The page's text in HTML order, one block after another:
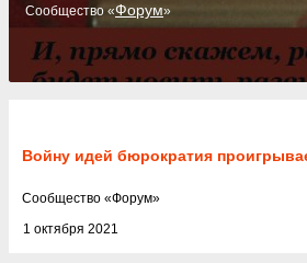
Cообщество «Форум»
Войну идей бюрократия
1 октября 2021
Cообщество «Форум»